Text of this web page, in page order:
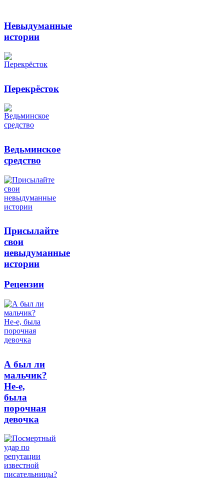
Невыдуманные
истории
Перекрёсток
Ведьминское
средство
Присылайте
свои
невыдуманные
истории
Рецензии
А был ли
мальчик?
Не-е,
была
порочная
девочка